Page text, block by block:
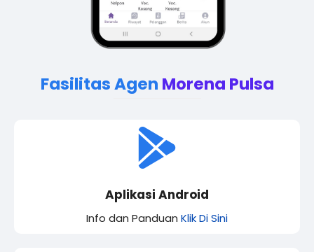
Fasilitas Agen Morena Pulsa
Aplikasi Android
Info dan Panduan Klik Di Sini